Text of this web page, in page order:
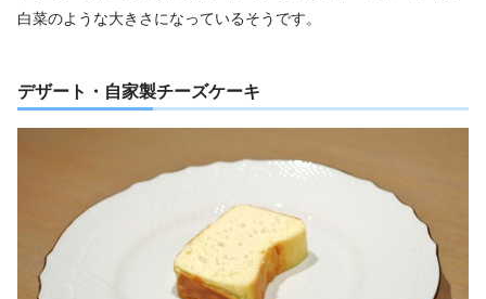
白菜のような大きさになっているそうです。
デザート・自家製チーズケーキ